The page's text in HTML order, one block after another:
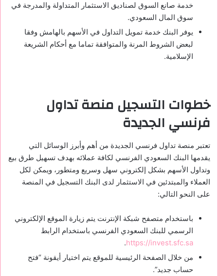
خدمة صانع السوق لصناديق الاستثمار المتداولة والمدرجة في
سوق المال السعودي.
يوفر البنك خدمة تمويل التداول في الأسهم بالهامش وفقا
لبعض الشروط المرنة والمتوافقة تماما مع أحكام الشريعة
الإسلامية.
خطوات التسجيل منصة تداول
فرنسي الجديدة
تعتبر منصة تداول فرنسي الجديدة من أهم وأبرز الوسائل التي
يقدمها البنك السعودي الفرنسي لكافة عملائه بهدف تسهيل طرق بيع
وتداول الأسهم بشكل إلكتروني سهل وسريع ومتطور، ويمكن لكل
العملاء والمبتدئين في الاستثمار لدى البنك التسجيل في المنصة
على النحو التالي:
باستخدام متصفح شبكة الإنترنت يتم زيارة الموقع الإلكتروني
الرسمي للبنك السعودي الفرنسي باستخدام الرابط
https://invest.sfc.sa
.
من خلال الصفحة الرئيسية للموقع يتم اختيار أيقونة “فتح
حساب جديد”.